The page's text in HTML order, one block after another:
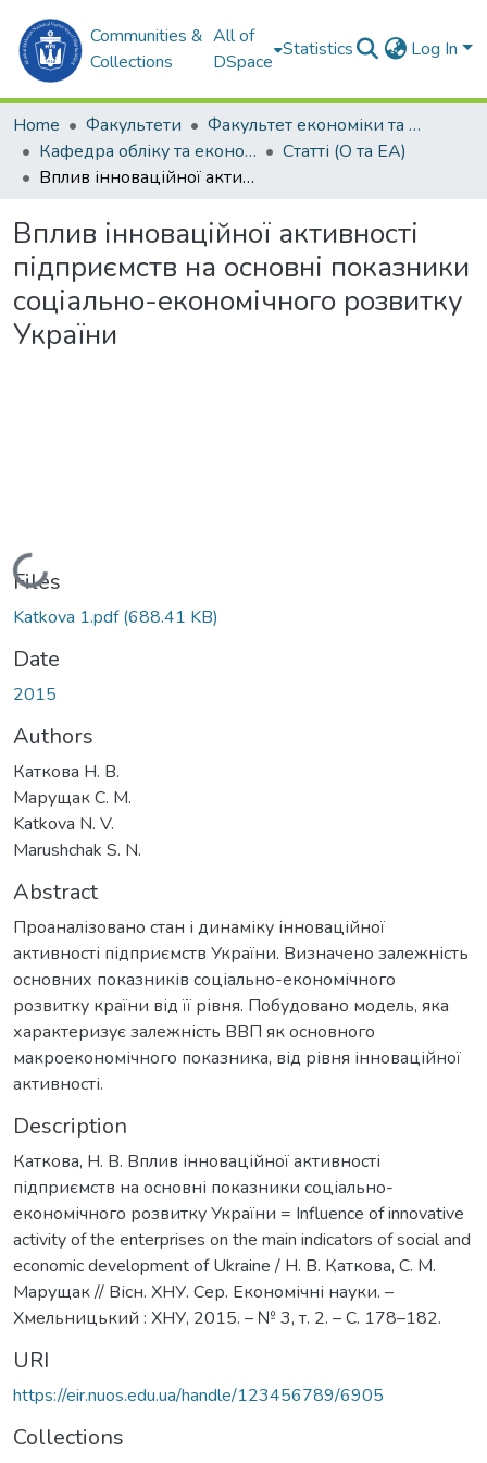
Communities &
Collections
All of
DSpace
Statistics Log In
Home Факультети
Факультет економіки та екології моря (ФЕЕМ)
Кафедра обліку та економічного аналізу (О та ЕА)
Статті (О та ЕА)
Вплив інноваційної активності підприємств на основні показники соціально-економічного розвитку України
Вплив інноваційної активності
підприємств на основні показники
соціально-економічного розвитку
України
Loading...
Files
Katkova 1.pdf(688.41 KB)
Date
2015
Authors
Каткова Н. В.
Марущак С. М.
Katkova N. V.
Marushchak S. N.
Abstract
Проаналізовано стан і динаміку інноваційної
активності підприємств України. Визначено залежність
основних показників соціально-економічного
розвитку країни від її рівня. Побудовано модель, яка
характеризує залежність ВВП як основного
макроекономічного показника, від рівня інноваційної
активності.
Description
Каткова, Н. В. Вплив інноваційної активності
підприємств на основні показники соціально-
економічного розвитку України = Influence of innovative
activity of the enterprises on the main indicators of social and
economic development of Ukraine / Н. В. Каткова, С. М.
Марущак // Вісн. ХНУ. Сер. Економічні науки. –
Хмельницький : ХНУ, 2015. – № 3, т. 2. – С. 178–182.
URI
https://eir.nuos.edu.ua/handle/123456789/6905
Collections